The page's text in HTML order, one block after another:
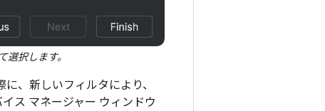
択します。
、新しいフィルタにより、
ス マネージャー ウィンドウ